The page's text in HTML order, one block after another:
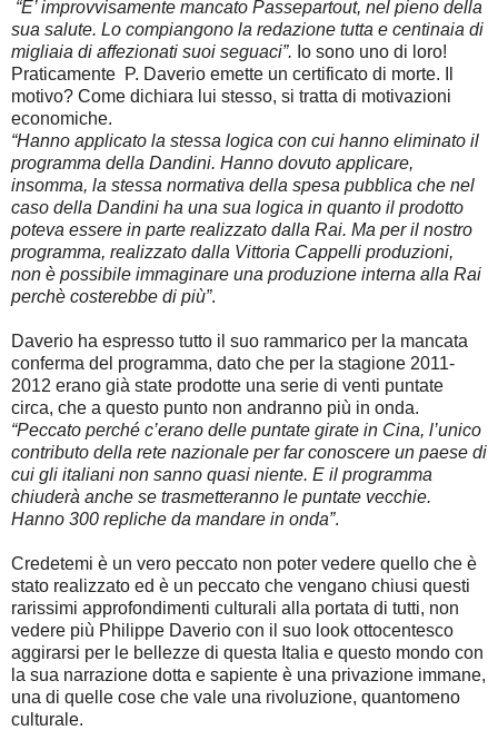
“E’ improvvisamente mancato Passepartout, nel pieno della
sua salute. Lo compiangono la redazione tutta e centinaia di
migliaia di affezionati suoi seguaci”. Io sono uno di loro!
Praticamente P. Daverio emette un certificato di morte. Il
motivo? Come dichiara lui stesso, si tratta di motivazioni
economiche.
“Hanno applicato la stessa logica con cui hanno eliminato il
programma della Dandini. Hanno dovuto applicare,
insomma, la stessa normativa della spesa pubblica che nel
caso della Dandini ha una sua logica in quanto il prodotto
poteva essere in parte realizzato dalla Rai. Ma per il nostro
programma, realizzato dalla Vittoria Cappelli produzioni,
non è possibile immaginare una produzione interna alla Rai
perchè costerebbe di più”.
Daverio ha espresso tutto il suo rammarico per la mancata
conferma del programma, dato che per la stagione 2011-
2012 erano già state prodotte una serie di venti puntate
circa, che a questo punto non andranno più in onda.
“Peccato perché c’erano delle puntate girate in Cina, l’unico
contributo della rete nazionale per far conoscere un paese di
cui gli italiani non sanno quasi niente. E il programma
chiuderà anche se trasmetteranno le puntate vecchie.
Hanno 300 repliche da mandare in onda”.
Credetemi è un vero peccato non poter vedere quello che è
stato realizzato ed è un peccato che vengano chiusi questi
rarissimi approfondimenti culturali alla portata di tutti, non
vedere più Philippe Daverio con il suo look ottocentesco
aggirarsi per le bellezze di questa Italia e questo mondo con
la sua narrazione dotta e sapiente è una privazione immane,
una di quelle cose che vale una rivoluzione, quantomeno
culturale.